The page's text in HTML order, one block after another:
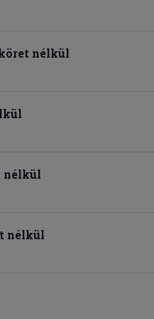
nélkül
nélkül
nélkül